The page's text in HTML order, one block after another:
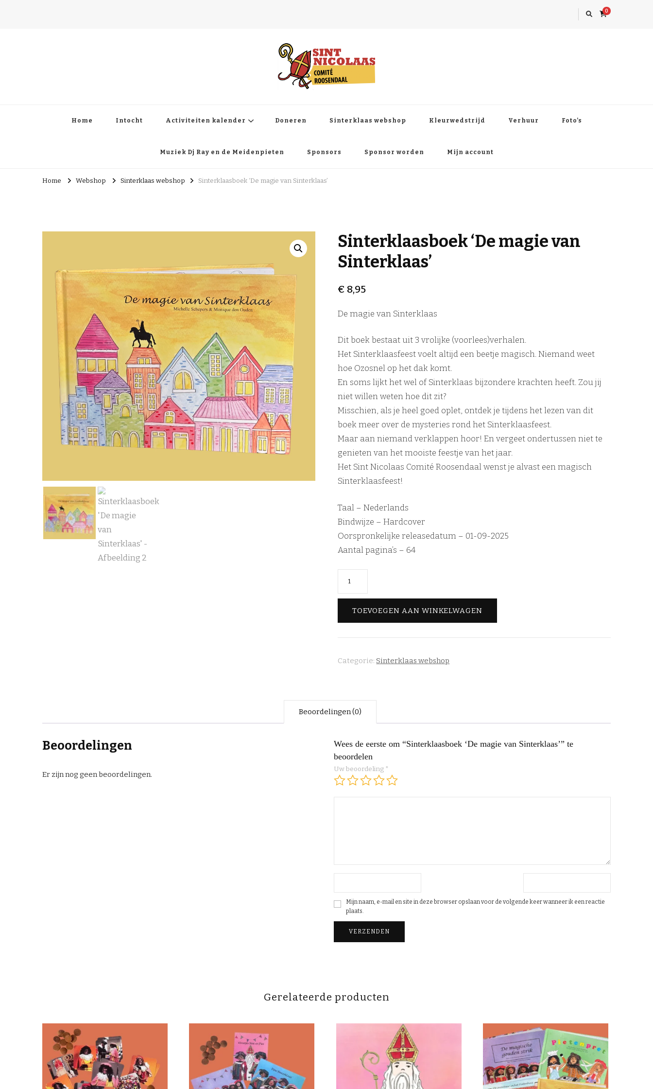
0
Home Intocht Activiteiten kalender Doneren Sinterklaas webshop Kleurwedstrijd Verhuur Foto’s
Muziek Dj Ray en de Meidenpieten Sponsors Sponsor worden Mijn account
Home Webshop Sinterklaas webshop Sinterklaasboek ‘De magie van Sinterklaas’
Sinterklaasboek ‘De magie van
Sinterklaas’
€ 8,95
De magie van Sinterklaas
Dit boek bestaat uit 3 vrolijke (voorlees)verhalen.
Het Sinterklaasfeest voelt altijd een beetje magisch. Niemand weet
hoe Ozosnel op het dak komt.
En soms lijkt het wel of Sinterklaas bijzondere krachten heeft. Zou jij
niet willen weten hoe dit zit?
Misschien, als je heel goed oplet, ontdek je tijdens het lezen van dit
boek meer over de mysteries rond het Sinterklaasfeest.
Maar aan niemand verklappen hoor! En vergeet ondertussen niet te
genieten van het mooiste feestje van het jaar.
Het Sint Nicolaas Comité Roosendaal wenst je alvast een magisch
Sinterklaasfeest!
Taal – Nederlands
Bindwijze – Hardcover
Oorspronkelijke releasedatum – 01-09-2025
Aantal pagina’s – 64
TOEVOEGEN AAN WINKELWAGEN
Categorie:Sinterklaas webshop
Beoordelingen (0)
Beoordelingen
Er zijn nog geen beoordelingen.
Wees de eerste om “Sinterklaasboek ‘De magie van Sinterklaas’” te
beoordelen
Uw beoordeling *
Mijn naam, e-mail en site in deze browser opslaan voor de volgende keer wanneer ik een reactie
plaats.
Gerelateerde producten